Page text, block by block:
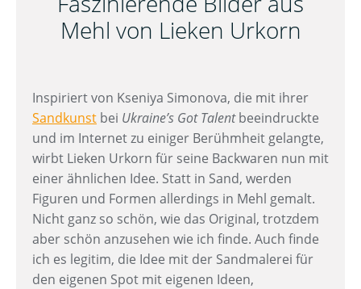
Mehl von Lieken Urkorn
Inspiriert von Kseniya Simonova, die mit ihrer
Sandkunst bei Ukraine’s Got Talentbeeindruckte
und im Internet zu einiger Berühmheit gelangte,
wirbt Lieken Urkorn für seine Backwaren nun mit
einer ähnlichen Idee. Statt in Sand, werden
Figuren und Formen allerdings in Mehl gemalt.
Nicht ganz so schön, wie das Original, trotzdem
aber schön anzusehen wie ich finde. Auch finde
ich es legitim, die Idee mit der Sandmalerei für
den eigenen Spot mit eigenen Ideen,